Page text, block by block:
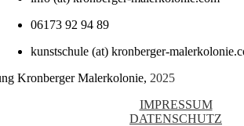
06173 92 94 89
kunstschule (at) kronberger-
Kronberger Malerkolonie, 2025
IMPRESSUM
DATENSCHUTZ